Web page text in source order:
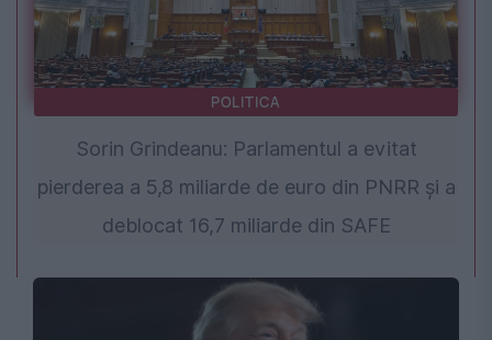
POLITICA
Sorin Grindeanu: Parlamentul a evitat
pierderea a 5,8 miliarde de euro din PNRR și a
deblocat 16,7 miliarde din SAFE